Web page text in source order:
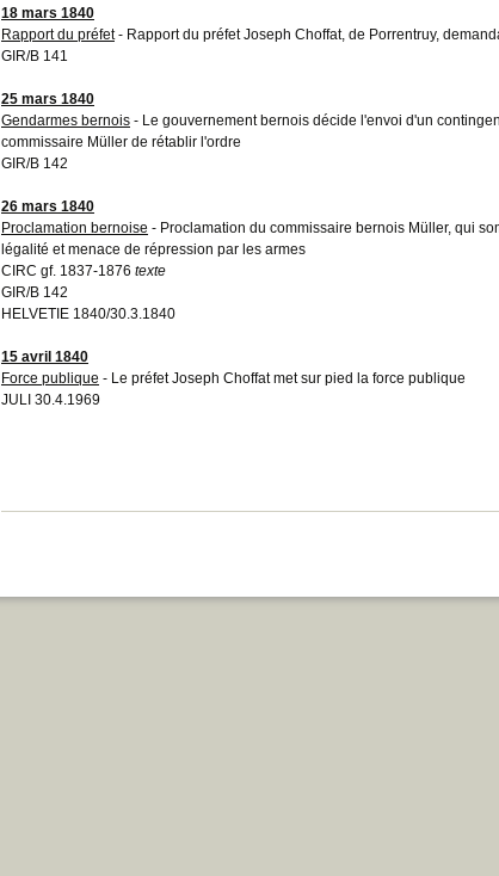
18 mars 1840
Rapport du préfet- Rapport du préfet Joseph Choffat, de Porrentruy,
GIR/B 141
25 mars 1840
Gendarmes bernois - Le gouvernement bernois décide l'envoi d'un
commissaire Müller de rétablir l'ordre
GIR/B 142
26 mars 1840
Proclamation bernoise - Proclamation du commissaire bernois Müller, qui
légalité et menace de répression par les armes
CIRC gf. 1837-1876 texte
GIR/B 142
HELVETIE 1840/30.3.1840
15 avril 1840
Force publique - Le préfet Joseph Choffat met sur pied la force publique
JULI 30.4.1969